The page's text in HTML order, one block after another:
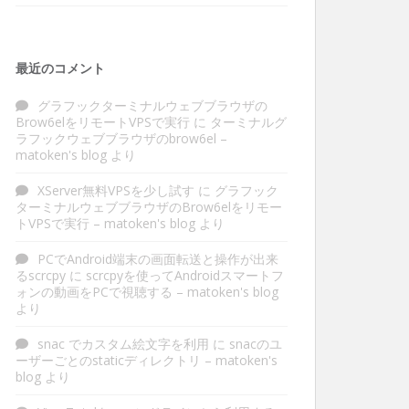
最近のコメント
グラフックターミナルウェブブラウザの
Brow6elをリモートVPSで実行 に ターミナルグ
ラフックウェブブラウザのbrow6el –
matoken's blog より
XServer無料VPSを少し試す に グラフック
ターミナルウェブブラウザのBrow6elをリモー
トVPSで実行 – matoken's blog より
PCでAndroid端末の画面転送と操作が出来
るscrcpy に scrcpyを使ってAndroidスマートフ
ォンの動画をPCで視聴する – matoken's blog
より
snac でカスタム絵文字を利用 に snacのユ
ーザーごとのstaticディレクトリ – matoken's
blog より